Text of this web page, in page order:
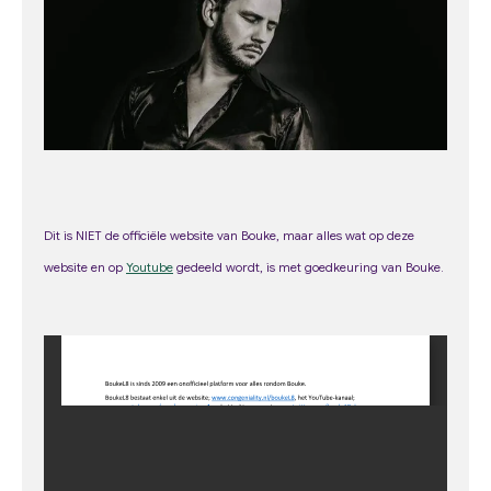
a
m
Dit is NIET de officiële website van Bouke, maar alles wat op deze
website en op Youtube gedeeld wordt, is met goedkeuring van Bouke.